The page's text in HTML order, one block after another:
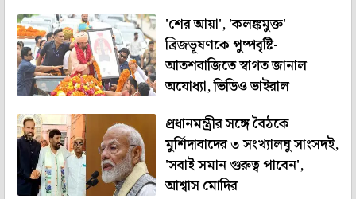
'শের আয়া', 'কলঙ্কমুক্ত'
ব্রিজভূষণকে পুষ্পবৃষ্টি-
আতশবাজিতে স্বাগত জানাল
অযোধ্যা, ভিডিও ভাইরাল
প্রধানমন্ত্রীর সঙ্গে বৈঠকে
মুর্শিদাবাদের ৩ সংখ্যালঘু সাংসদই,
'সবাই সমান গুরুত্ব পাবেন',
আশ্বাস মোদির